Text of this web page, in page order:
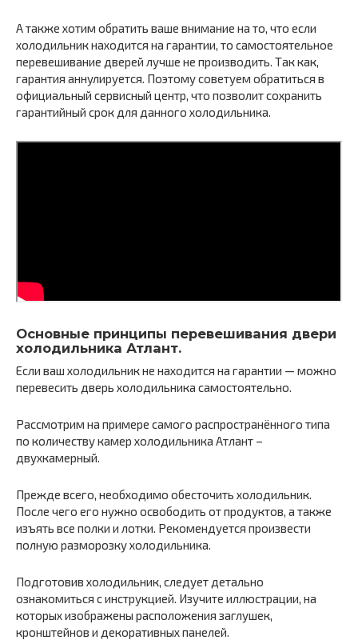
А также хотим обратить ваше внимание на то, что если
холодильник находится на гарантии, то самостоятельное
перевешивание дверей лучше не производить. Так как,
гарантия аннулируется. Поэтому советуем обратиться в
официальный сервисный центр, что позволит сохранить
гарантийный срок для данного холодильника.
Основные принципы перевешивания двери
холодильника Атлант.
Если ваш холодильник не находится на гарантии — можно
перевесить дверь холодильника самостоятельно.
Рассмотрим на примере самого распространённого типа
по количеству камер холодильника Атлант –
двухкамерный.
Прежде всего, необходимо обесточить холодильник.
После чего его нужно освободить от продуктов, а также
изъять все полки и лотки. Рекомендуется произвести
полную разморозку холодильника.
Подготовив холодильник, следует детально
ознакомиться с инструкцией. Изучите иллюстрации, на
которых изображены расположения заглушек,
кронштейнов и декоративных панелей.